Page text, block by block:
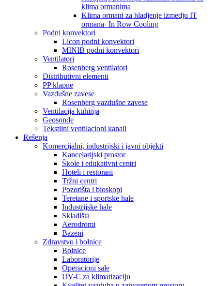
klima ormanima
Klima ormani za hladjenje izmedju IT
ormana- In Row Cooling
Podni konvektori
Licon podni konvektori
MINIB podni konvektori
Ventilatori
Rosenberg ventilatori
Distributivni elementi
PP klapne
Vazdušne zavese
Rosenberg vazdušne zavese
Ventilacija kuhinja
Geosonde
Tekstilni ventilacioni kanali
Rešenja
Komercijalni, industrijski i javni objekti
Kancelarijski prostor
Škole i edukativni centri
Hoteli i restorani
Tržni centri
Pozorišta i bioskopi
Teretane i sportske hale
Industrijske hale
Skladišta
Aerodromi
Bazeni
Zdravstvo i bolnice
Bolnice
Laboratorije
Operacioni sale
UV-C za klimatizaciju